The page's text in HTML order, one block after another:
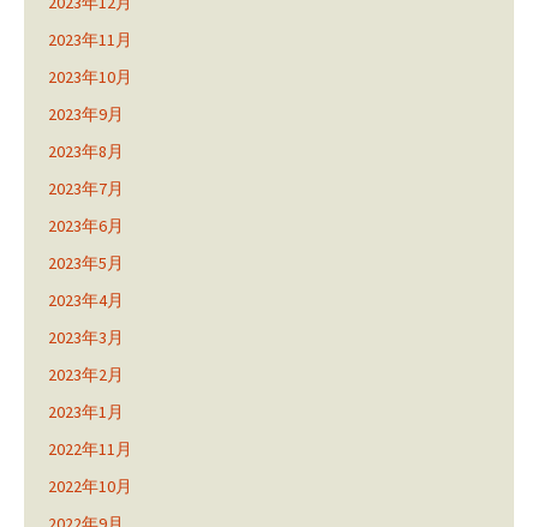
2023年11月
2023年10月
2023年9月
2023年8月
2023年7月
2023年6月
2023年5月
2023年4月
2023年3月
2023年2月
2023年1月
2022年11月
2022年10月